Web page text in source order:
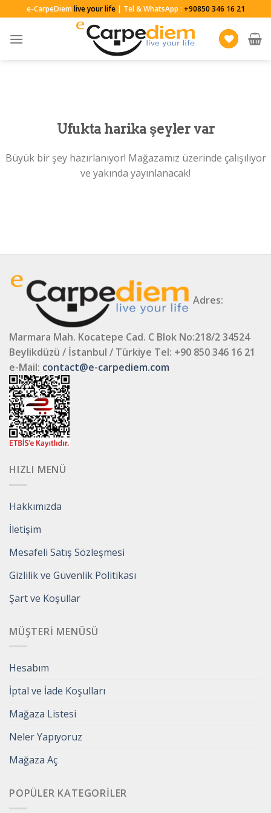
to
content
e-CarpeDiemlive your life| Tel & WhatsApp : +90850 346 16 21
Ufukta harika şeyler var
Büyük bir şey hazırlanıyor! Mağazamız üzerinde çalışılıyor
ve yakında yayınlanacak!
Adres:
Marmara Mah. Kocatepe Cad. C Blok No:218/2 34524
Beylikdüzü / İstanbul / Türkiye Tel: +90 850 346 16 21
e-Mail: contact@e-carpediem.com
HIZLI MENÜ
Hakkımızda
İletişim
Mesafeli Satış Sözleşmesi
Gizlilik ve Güvenlik Politikası
Şart ve Koşullar
MÜŞTERI MENÜSÜ
Hesabım
İptal ve İade Koşulları
Mağaza Listesi
Neler Yapıyoruz
Mağaza Aç
POPÜLER KATEGORILER